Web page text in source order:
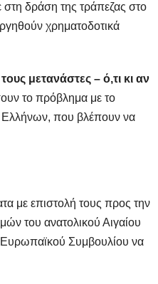
δράση της τράπεζας στο
χρηματοδοτικά
μετανάστες – ό,τι κι αν
το πρόβλημα με το
Ελλήνων, που βλέπουν να
με επιστολή τους προς την
του ανατολικού Αιγαίου
Συμβουλίου να